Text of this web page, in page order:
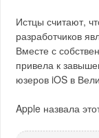
Истцы считают,
разработчиков
Вместе с
привела к
юзеров iOS в
Apple назвала